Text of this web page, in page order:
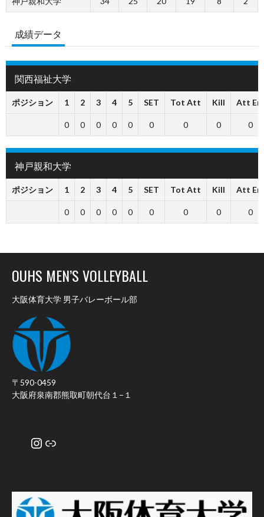
成績データ
関西福祉大学
ポジション 1 2 3 4 5 SET Tot Att Kill Att Err
0 0 0 0 0 0 0 0 0
神戸親和大学
ポジション 1 2 3 4 5 SET Tot Att Kill Att Err
0 0 0 0 0 0 0 0 0
OUHS MEN’S VOLLEYBALL
大阪体育大学 男子バレーボール部
〒590-0459
大阪府泉南郡熊取町朝代台１−１
Instagram
リンク